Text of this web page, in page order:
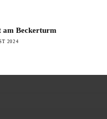
am Beckerturm
2024